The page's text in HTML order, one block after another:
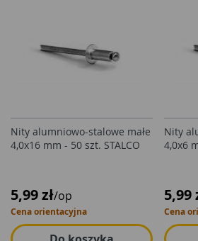
Nity alumniowo-stalowe małe
4,0x16 mm - 50 szt. STALCO
5,99 zł/op
Cena orientacyjna
Nity
4,0x6
5,99
Cena